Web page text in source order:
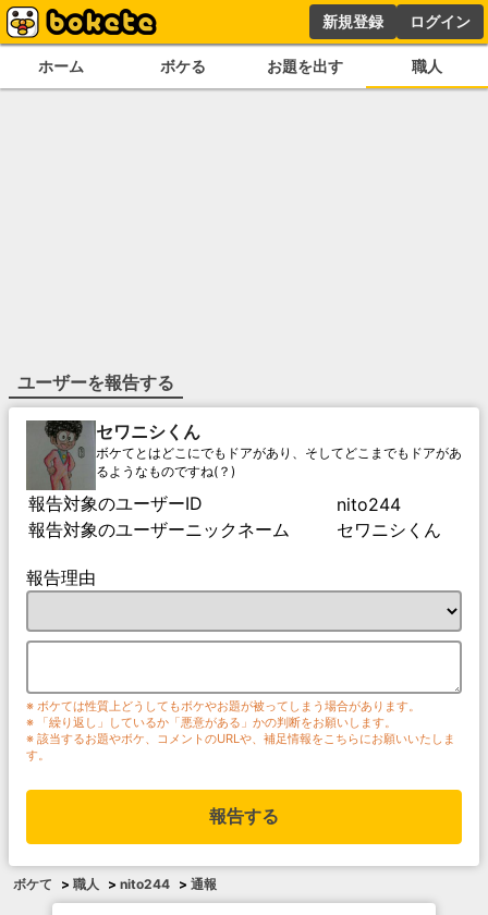
新規登録 ログイン
ホーム ボケる お題を出す 職人
ユーザーを報告する
セワニシくん
ボケてとはどこにでもドアがあり、そしてどこまでもドアがあ
るようなものですね(？)
報告対象のユーザーID
nito244
報告対象のユーザーニックネーム
セワニシくん
報告理由
※ ボケては性質上どうしてもボケやお題が被ってしまう場合があります。
※ 「繰り返し」しているか「悪意がある」かの判断をお願いします。
※ 該当するお題やボケ、コメントのURLや、補足情報をこちらにお願いいたしま
す。
報告する
ボケて > 職人 > nito244 > 通報